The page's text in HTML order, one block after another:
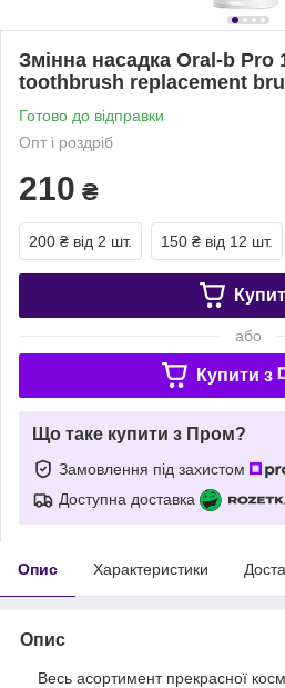
Змінна насадка Oral-b
toothbrush replacement
Готово до відправки
Опт і роздріб
210 ₴
200 ₴ від 2 шт. 150 ₴ від 12 шт.
або
Купити з
Що таке купити з Пром?
Замовлення під захистом
Доступна доставка
Опис Характеристики
Опис
Весь асортимент прекрасної